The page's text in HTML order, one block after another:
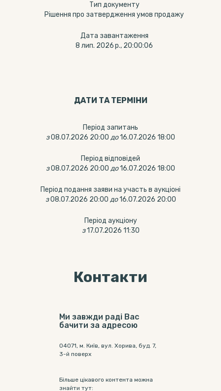
Тип документу
Рішення про затвердження умов продажу
Дата завантаження
8 лип. 2026 р., 20:00:06
ДАТИ ТА ТЕРМIНИ
Період запитань
з08.07.2026 20:00 до16.07.2026 18:00
Період відповідей
з08.07.2026 20:00 до16.07.2026 18:00
Період подання заяви на участь в аукціоні
з 08.07.2026 20:00 до 16.07.2026 20:00
Період аукціону
з 17.07.2026 11:30
Контакти
Ми завжди раді Вас
бачити за адресою
04071, м. Київ, вул. Хорива, буд. 7,
3-й поверх
Більше цікавого контента можна
знайти тут: